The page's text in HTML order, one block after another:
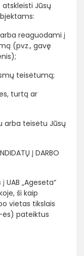
Jūsų
reaguodami į
(pvz., gavę
teisėtumą;
turtą ar
arba teisėtu Jūsų
Į DARBO
UAB „Ageseta“
ši kaip
vietas tikslais
ės) pateiktus